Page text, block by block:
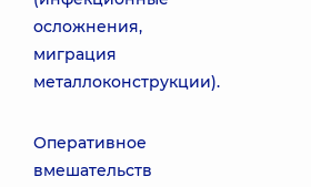
осложнения,
миграция
металлоконструкции).
Оперативное
вмешательств